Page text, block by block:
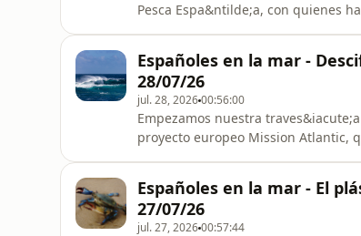
Pesca Espa&ntilde;a, con quienes
que se ocultan en los arrecife
Españoles en la mar -
28/07/26
jul. 28, 202600:56:00
Empezamos nuestra
proyecto europeo Mission Atlantic,
submarinos, casi invisibles, que se
Españoles en la mar - El
27/07/26
jul. 27, 202600:57:44